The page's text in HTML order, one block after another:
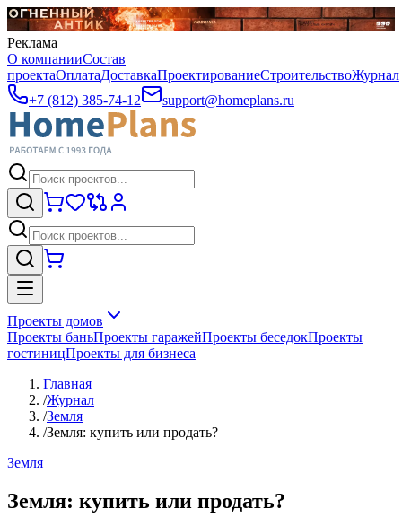
Реклама
О компанииСостав
проектаОплатаДоставкаПроектированиеСтроительствоЖурнал
+7 (812) 385-74-12
support@homeplans.ru
Проекты домов
Проекты баньПроекты гаражейПроекты беседокПроекты
гостиницПроекты для бизнеса
Главная
/Журнал
/Земля
/Земля: купить или продать?
Земля
Земля: купить или продать?